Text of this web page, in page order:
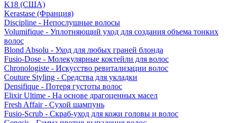
K18 (США)
Kerastase (Франция)
Discipline - Непослушные волосы
Volumifique - Уплотняющий уход для создания объема тонких
волос
Blond Absolu - Уход для любых граней блонда
Fusio-Dose - Молекулярные коктейли для волос
Chronologiste - Искусство ревитализации волос
Couture Styling - Средства для укладки
Densifique - Потеря густоты волос
Elixir Ultime - На основе драгоценных масел
Fresh Affair - Сухой шампунь
Fusio-Scrub - Скраб-уход для кожи головы и волос